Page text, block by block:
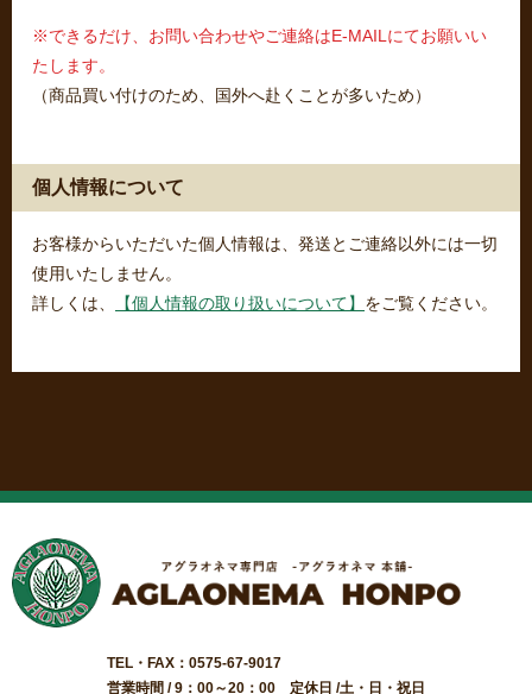
※できるだけ、お問い合わせやご連絡はE-MAILにてお願いい
たします。
（商品買い付けのため、国外へ赴くことが多いため）
個人情報について
お客様からいただいた個人情報は、発送とご連絡以外には一切
使用いたしません。
詳しくは、
【個人情報の取り扱いについて】 をご覧ください。
TEL・FAX：0575-67-9017
営業時間 / 9：00～20：00 定休日 /土・日・祝日